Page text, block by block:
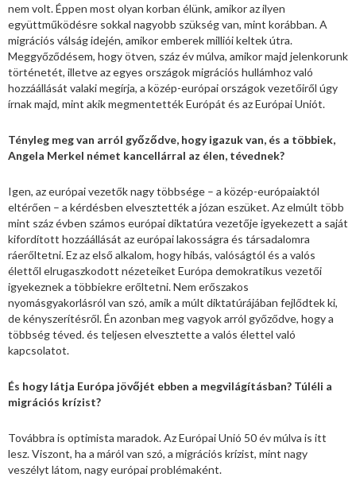
nem volt. Éppen most olyan korban élünk, amikor az ilyen
együttműködésre sokkal nagyobb szükség van, mint korábban. A
migrációs válság idején, amikor emberek milliói keltek útra.
Meggyőződésem, hogy ötven, száz év múlva, amikor majd jelenkorunk
történetét, illetve az egyes országok migrációs hullámhoz való
hozzáállását valaki megírja, a közép-európai országok vezetőiről úgy
írnak majd, mint akik megmentették Európát és az Európai Uniót.
Tényleg meg van arról győződve, hogy igazuk van, és a többiek,
Angela Merkel német kancellárral az élen, tévednek?
Igen, az európai vezetők nagy többsége – a közép-európaiaktól
eltérően – a kérdésben elvesztették a józan eszüket. Az elmúlt több
mint száz évben számos európai diktatúra vezetője igyekezett a saját
kifordított hozzáállását az európai lakosságra és társadalomra
ráerőltetni. Ez az első alkalom, hogy hibás, valóságtól és a valós
élettől elrugaszkodott nézeteiket Európa demokratikus vezetői
igyekeznek a többiekre erőltetni. Nem erőszakos
nyomásgyakorlásról van szó, amik a múlt diktatúrájában fejlődtek ki,
de kényszerítésről. Én azonban meg vagyok arról győződve, hogy a
többség téved. és teljesen elvesztette a valós élettel való
kapcsolatot.
És hogy látja Európa jövőjét ebben a megvilágításban? Túléli a
migrációs krízist?
Továbbra is optimista maradok. Az Európai Unió 50 év múlva is itt
lesz. Viszont, ha a máról van szó, a migrációs krízist, mint nagy
veszélyt látom, nagy európai problémaként.